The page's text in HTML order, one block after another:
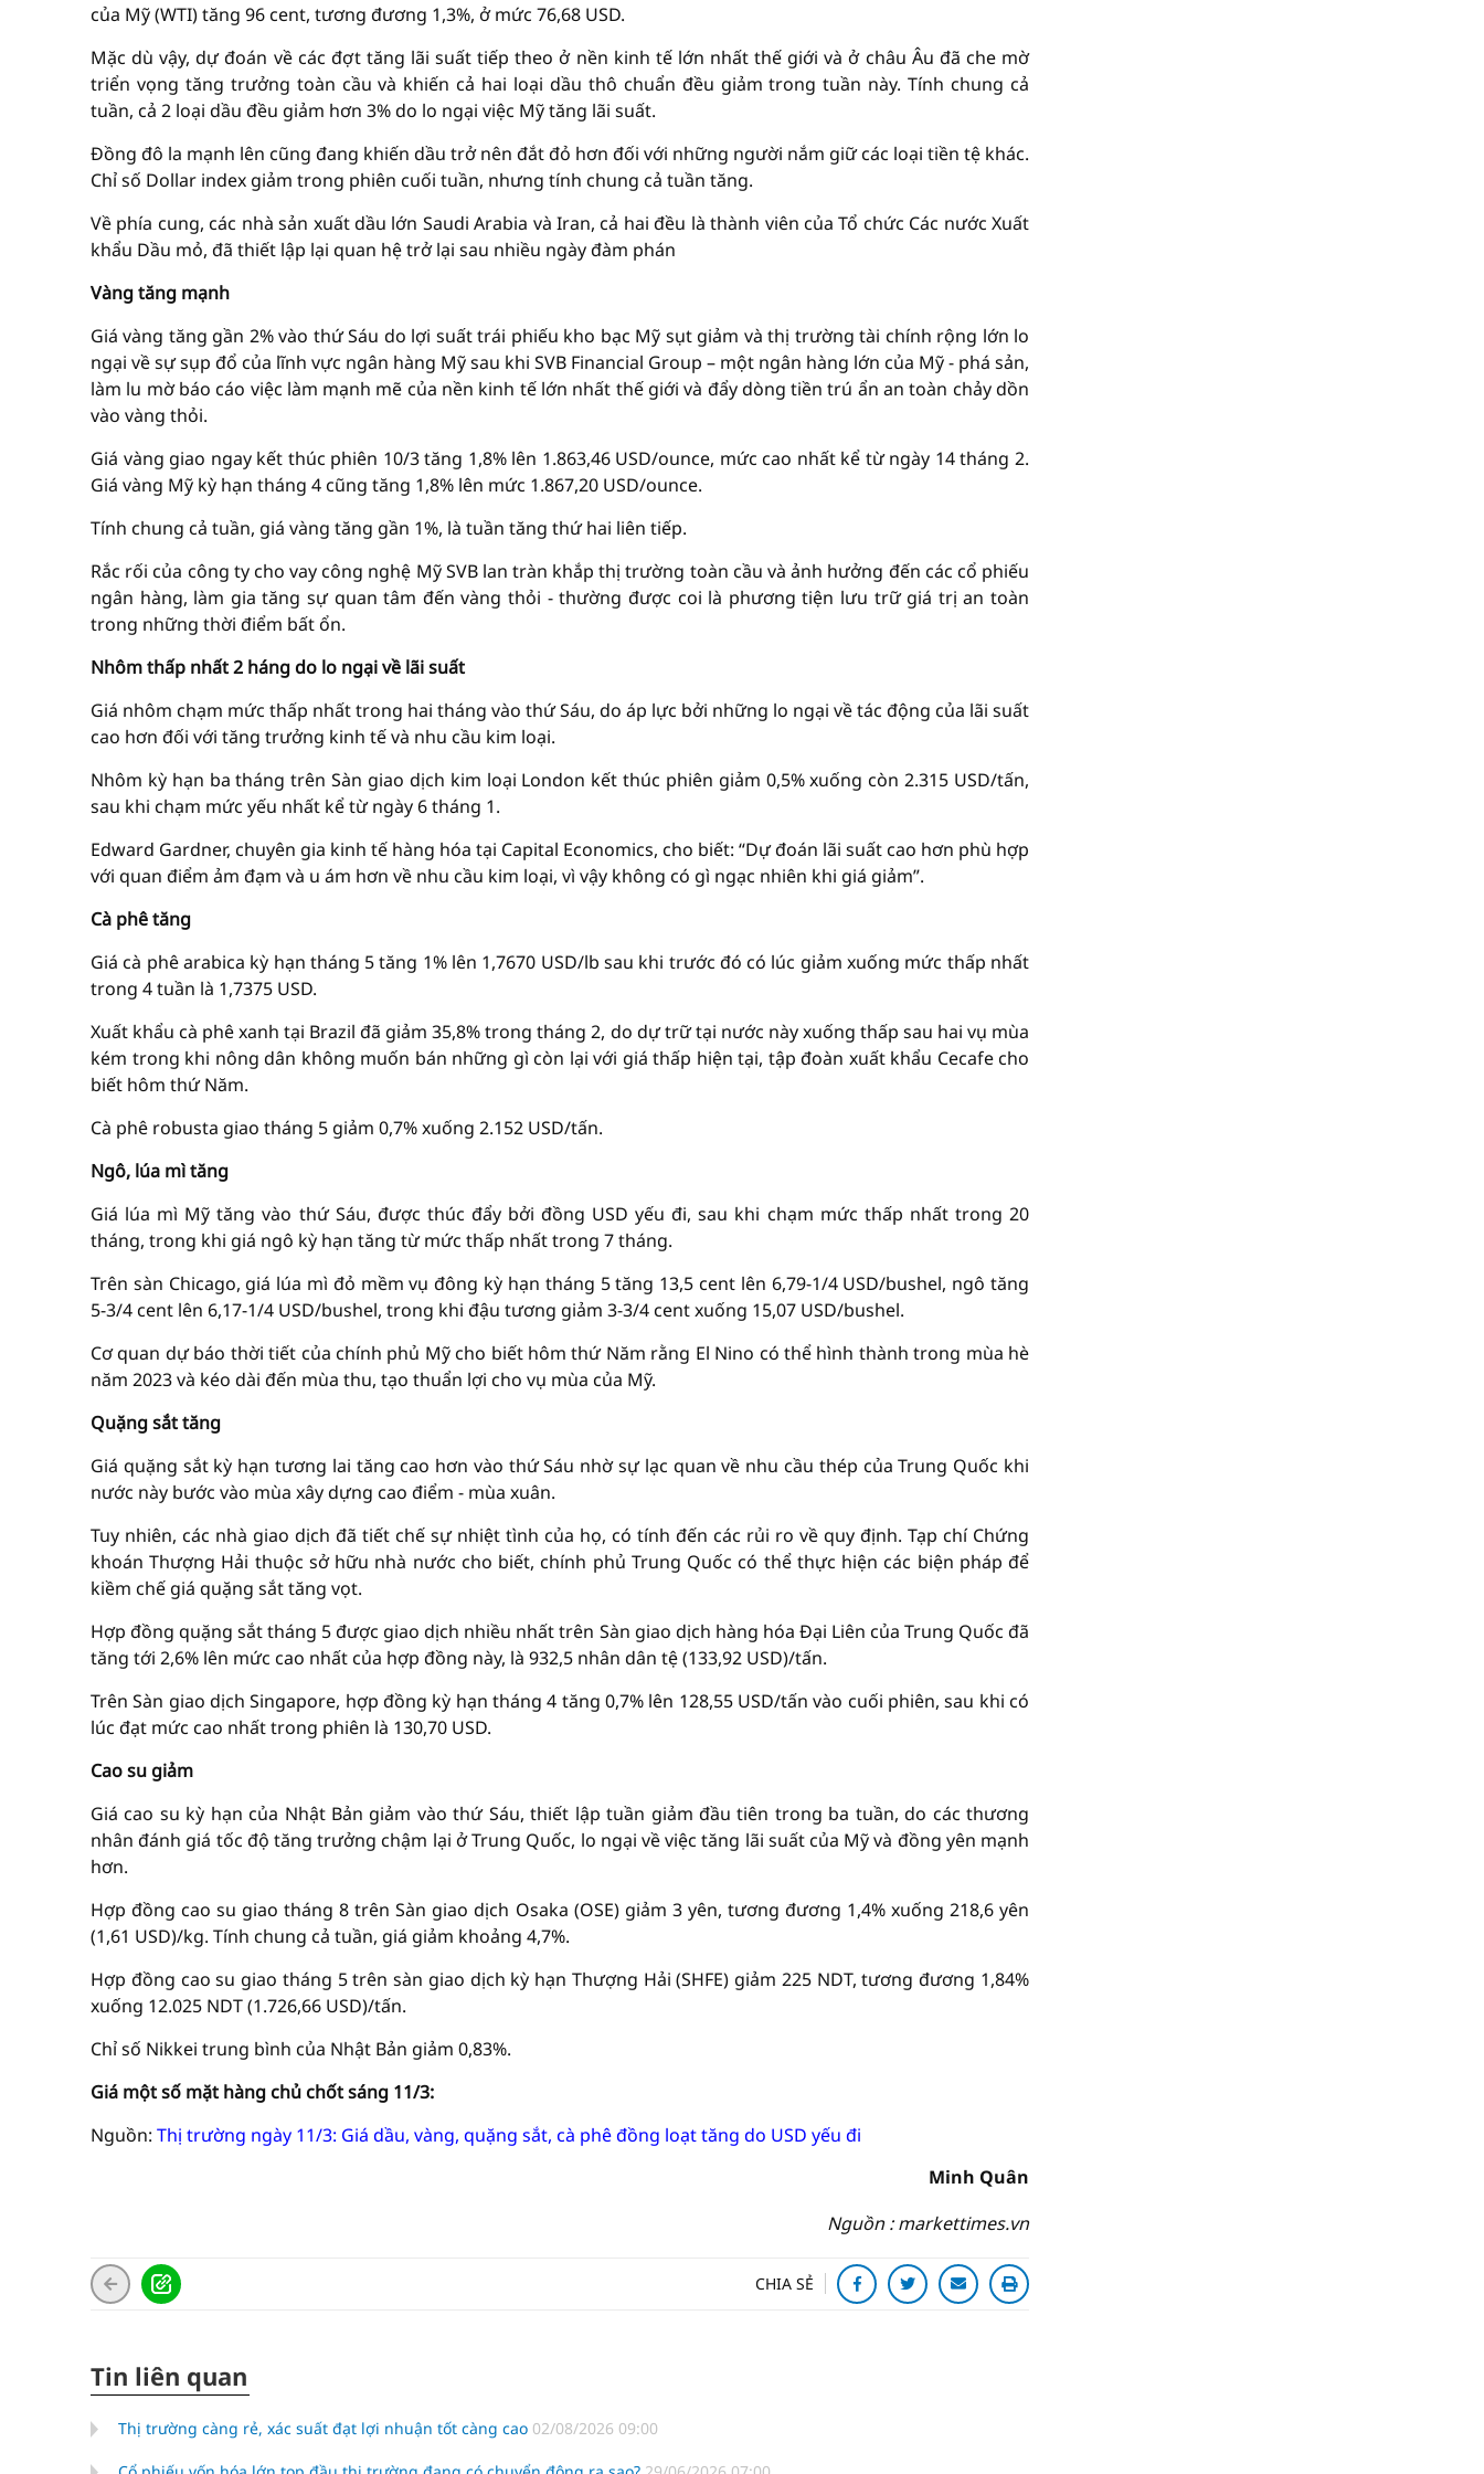
của Mỹ (WTI) tăng 96 cent, tương đương 1,3%, ở mức 76,68 USD.
Mặc dù vậy, dự đoán về các đợt tăng lãi suất tiếp theo ở nền kinh tế lớn nhất thế giới và ở châu Âu đã che mờ
triển vọng tăng trưởng toàn cầu và khiến cả hai loại dầu thô chuẩn đều giảm trong tuần này. Tính chung cả
tuần, cả 2 loại dầu đều giảm hơn 3% do lo ngại việc Mỹ tăng lãi suất.
Đồng đô la mạnh lên cũng đang khiến dầu trở nên đắt đỏ hơn đối với những người nắm giữ các loại tiền tệ khác.
Chỉ số Dollar index giảm trong phiên cuối tuần, nhưng tính chung cả tuần tăng.
Về phía cung, các nhà sản xuất dầu lớn Saudi Arabia và Iran, cả hai đều là thành viên của Tổ chức Các nước Xuất
khẩu Dầu mỏ, đã thiết lập lại quan hệ trở lại sau nhiều ngày đàm phán
Vàng tăng mạnh
Giá vàng tăng gần 2% vào thứ Sáu do lợi suất trái phiếu kho bạc Mỹ sụt giảm và thị trường tài chính rộng lớn lo
ngại về sự sụp đổ của lĩnh vực ngân hàng Mỹ sau khi SVB Financial Group – một ngân hàng lớn của Mỹ - phá sản,
làm lu mờ báo cáo việc làm mạnh mẽ của nền kinh tế lớn nhất thế giới và đẩy dòng tiền trú ẩn an toàn chảy dồn
vào vàng thỏi.
Giá vàng giao ngay kết thúc phiên 10/3 tăng 1,8% lên 1.863,46 USD/ounce, mức cao nhất kể từ ngày 14 tháng 2.
Giá vàng Mỹ kỳ hạn tháng 4 cũng tăng 1,8% lên mức 1.867,20 USD/ounce.
Tính chung cả tuần, giá vàng tăng gần 1%, là tuần tăng thứ hai liên tiếp.
Rắc rối của công ty cho vay công nghệ Mỹ SVB lan tràn khắp thị trường toàn cầu và ảnh hưởng đến các cổ phiếu
ngân hàng, làm gia tăng sự quan tâm đến vàng thỏi - thường được coi là phương tiện lưu trữ giá trị an toàn
trong những thời điểm bất ổn.
Nhôm thấp nhất 2 háng do lo ngại về lãi suất
Giá nhôm chạm mức thấp nhất trong hai tháng vào thứ Sáu, do áp lực bởi những lo ngại về tác động của lãi suất
cao hơn đối với tăng trưởng kinh tế và nhu cầu kim loại.
Nhôm kỳ hạn ba tháng trên Sàn giao dịch kim loại London kết thúc phiên giảm 0,5% xuống còn 2.315 USD/tấn,
sau khi chạm mức yếu nhất kể từ ngày 6 tháng 1.
Edward Gardner, chuyên gia kinh tế hàng hóa tại Capital Economics, cho biết: “Dự đoán lãi suất cao hơn phù hợp
với quan điểm ảm đạm và u ám hơn về nhu cầu kim loại, vì vậy không có gì ngạc nhiên khi giá giảm”.
Cà phê tăng
Giá cà phê arabica kỳ hạn tháng 5 tăng 1% lên 1,7670 USD/lb sau khi trước đó có lúc giảm xuống mức thấp nhất
trong 4 tuần là 1,7375 USD.
Xuất khẩu cà phê xanh tại Brazil đã giảm 35,8% trong tháng 2, do dự trữ tại nước này xuống thấp sau hai vụ mùa
kém trong khi nông dân không muốn bán những gì còn lại với giá thấp hiện tại, tập đoàn xuất khẩu Cecafe cho
biết hôm thứ Năm.
Cà phê robusta giao tháng 5 giảm 0,7% xuống 2.152 USD/tấn.
Ngô, lúa mì tăng
Giá lúa mì Mỹ tăng vào thứ Sáu, được thúc đẩy bởi đồng USD yếu đi, sau khi chạm mức thấp nhất trong 20
tháng, trong khi giá ngô kỳ hạn tăng từ mức thấp nhất trong 7 tháng.
Trên sàn Chicago, giá lúa mì đỏ mềm vụ đông kỳ hạn tháng 5 tăng 13,5 cent lên 6,79-1/4 USD/bushel, ngô tăng
5-3/4 cent lên 6,17-1/4 USD/bushel, trong khi đậu tương giảm 3-3/4 cent xuống 15,07 USD/bushel.
Cơ quan dự báo thời tiết của chính phủ Mỹ cho biết hôm thứ Năm rằng El Nino có thể hình thành trong mùa hè
năm 2023 và kéo dài đến mùa thu, tạo thuẩn lợi cho vụ mùa của Mỹ.
Quặng sắt tăng
Giá quặng sắt kỳ hạn tương lai tăng cao hơn vào thứ Sáu nhờ sự lạc quan về nhu cầu thép của Trung Quốc khi
nước này bước vào mùa xây dựng cao điểm - mùa xuân.
Tuy nhiên, các nhà giao dịch đã tiết chế sự nhiệt tình của họ, có tính đến các rủi ro về quy định. Tạp chí Chứng
khoán Thượng Hải thuộc sở hữu nhà nước cho biết, chính phủ Trung Quốc có thể thực hiện các biện pháp để
kiềm chế giá quặng sắt tăng vọt.
Hợp đồng quặng sắt tháng 5 được giao dịch nhiều nhất trên Sàn giao dịch hàng hóa Đại Liên của Trung Quốc đã
tăng tới 2,6% lên mức cao nhất của hợp đồng này, là 932,5 nhân dân tệ (133,92 USD)/tấn.
Trên Sàn giao dịch Singapore, hợp đồng kỳ hạn tháng 4 tăng 0,7% lên 128,55 USD/tấn vào cuối phiên, sau khi có
lúc đạt mức cao nhất trong phiên là 130,70 USD.
Cao su giảm
Giá cao su kỳ hạn của Nhật Bản giảm vào thứ Sáu, thiết lập tuần giảm đầu tiên trong ba tuần, do các thương
nhân đánh giá tốc độ tăng trưởng chậm lại ở Trung Quốc, lo ngại về việc tăng lãi suất của Mỹ và đồng yên mạnh
hơn.
Hợp đồng cao su giao tháng 8 trên Sàn giao dịch Osaka (OSE) giảm 3 yên, tương đương 1,4% xuống 218,6 yên
(1,61 USD)/kg. Tính chung cả tuần, giá giảm khoảng 4,7%.
Hợp đồng cao su giao tháng 5 trên sàn giao dịch kỳ hạn Thượng Hải (SHFE) giảm 225 NDT, tương đương 1,84%
xuống 12.025 NDT (1.726,66 USD)/tấn.
Chỉ số Nikkei trung bình của Nhật Bản giảm 0,83%.
Giá một số mặt hàng chủ chốt sáng 11/3:
Nguồn: Thị trường ngày 11/3: Giá dầu, vàng, quặng sắt, cà phê đồng loạt tăng do USD yếu đi
Minh Quân
Nguồn : markettimes.vn
CHIA SẺ
Tin liên quan
Thị trường càng rẻ, xác suất đạt lợi nhuận tốt càng cao 02/08/2026 09:00